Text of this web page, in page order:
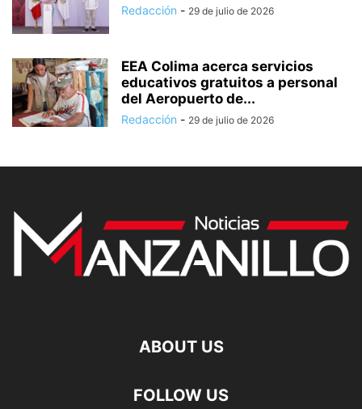
Redacción - 29 de julio de 2026
EEA Colima acerca servicios
educativos gratuitos a personal
del Aeropuerto de...
Redacción - 29 de julio de 2026
ABOUT US
FOLLOW US